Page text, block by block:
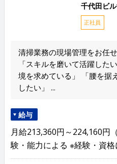
千代田ビ
正社員
清掃業務の現場管理をお任
「スキルを磨いて活躍した
境を求めている」 「腰を据
したい」 ...
給与
月給213,360円～224,160円
験・能力による ※経験・資